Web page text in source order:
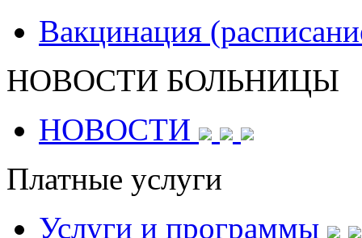
Вакцинация
НОВОСТИ БОЛЬНИЦЫ
НОВОСТИ
Платные услуги
Услуги и программы